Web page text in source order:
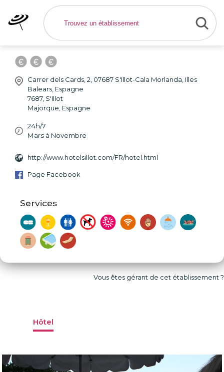
Hotel Club S'Illot - Hôtel
S'Illot
Carrer dels Cards, 2, 07687 S'Illot-Cala Morlanda, Illes
Balears, Espagne
7687, S'Illot
Majorque Espagne
24h/7
Mars à Novembre
http://www.hotelsillot.com/FR/hotel.html
Page Facebook
Services
Vous êtes gérant de cet établissement ?
Hôtel